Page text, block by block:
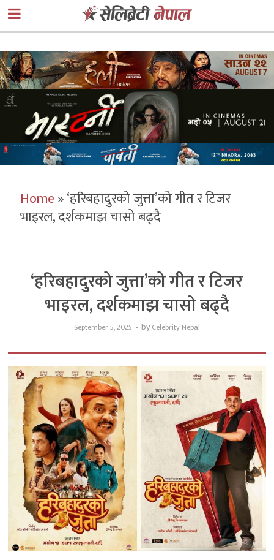
Home»‘हरिबहादुरको जुत्ता’को गीत र टिजर
भाइरल, दर्शकमाझ चासो बढ्दै
‘हरिबहादुरको जुत्ता’को गीत र टिजर
भाइरल, दर्शकमाझ चासो बढ्दै
September 5, 2025 by Celebrity Nepal